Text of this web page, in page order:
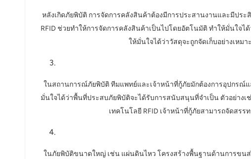
หลังเกิดภัยพิบัติ การจัดการคลังสินค้าต้องมีการประสานงานและมีปร
RFID ช่วยทำให้การจัดการคลังสินค้าเป็นไปโดยอัตโนมัติ ทำให้มั่นใจ
ให้มั่นใจได้ว่าวัสดุจะถูกจัดเก็บอย่างเห
ในสถานการณ์ภัยพิบัติ ทีมแพทย์และเจ้าหน้าที่กู้ภัยมักต้องการอุปกรณ์แ
มั่นใจได้ว่าพื้นที่ประสบภัยพิบัติจะได้รับการสนับสนุนที่จำเป็น ตัวอย่าง
เทคโนโลยี RFID เจ้าหน้าที่กู้ภัยสามารถจัดสร
ในภัยพิบัติขนาดใหญ่ เช่น แผ่นดินไหว โครงสร้างพื้นฐานด้านการขนส่